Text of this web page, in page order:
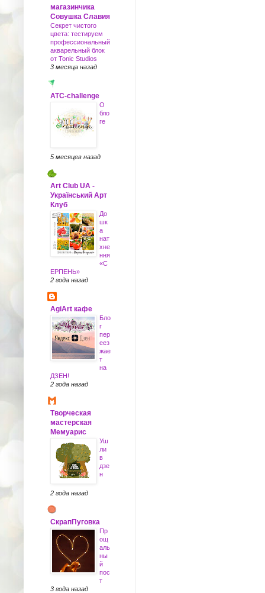
магазинчика
Совушка Славия
Секрет чистого
цвета: тестируем
профессиональный
акварельный блок
от Tonic Studios
3 месяца назад
ATC-challenge
О
бло
ге
5 месяцев назад
Art Club UA -
Український Арт
Клуб
До
шк
а
нат
хне
ння
«С
ЕРПЕНЬ»
2 года назад
AgiArt кафе
Бло
г
пер
еез
жае
т
на
ДЗЕН!
2 года назад
Творческая
мастерская
Мемуарис
Уш
ли
в
дзе
н
2 года назад
СкрапПуговка
Пр
ощ
аль
ны
й
пос
т
3 года назад